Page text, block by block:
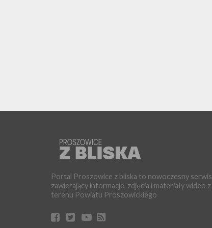
Portal Proszowice z bliska to nowoczesny serwis
zawierający informacje, zdjęcia i materiały wideo z
terenu Powiatu Proszowickiego